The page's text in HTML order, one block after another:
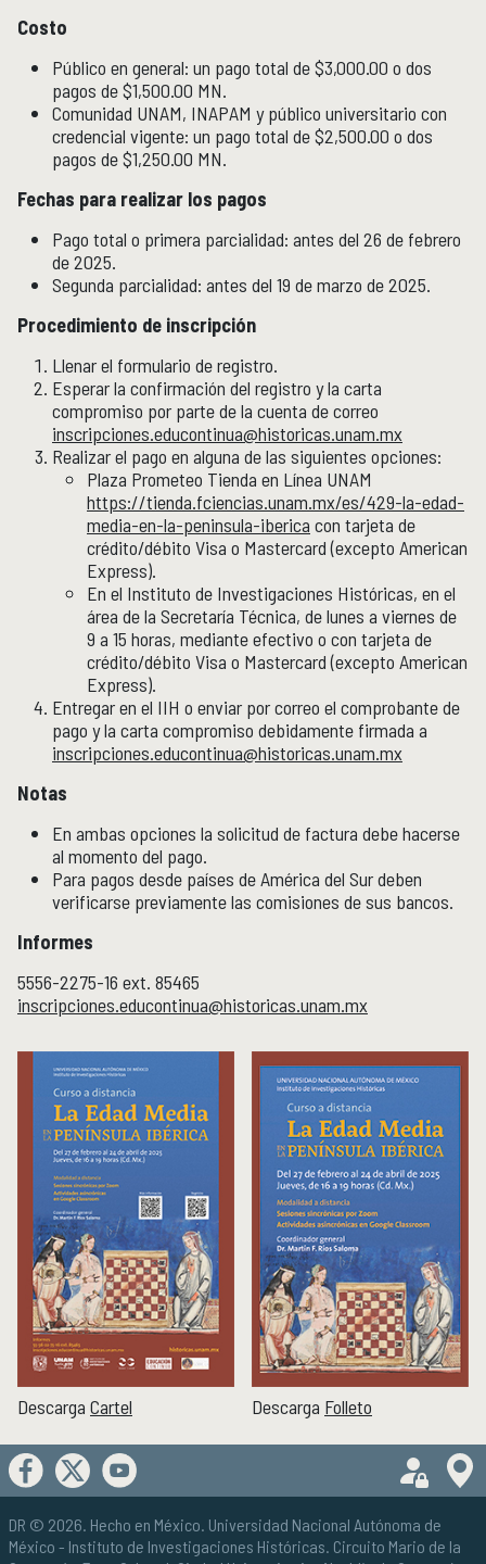
Costo
Público en general: un pago total de $3,000.00 o dos
pagos de $1,500.00 MN.
Comunidad UNAM, INAPAM y público universitario con
credencial vigente: un pago total de $2,500.00 o dos
pagos de $1,250.00 MN.
Fechas para realizar los pagos
Pago total o primera parcialidad: antes del 26 de febrero
de 2025.
Segunda parcialidad: antes del 19 de marzo de 2025.
Procedimiento de inscripción
Llenar el formulario de registro.
Esperar la confirmación del registro y la carta
compromiso por parte de la cuenta de correo
inscripciones.educontinua@historicas.unam.mx
Realizar el pago en alguna de las siguientes opciones:
Plaza Prometeo Tienda en Línea UNAM
https://tienda.fciencias.unam.mx/es/429-la-edad-
media-en-la-peninsula-iberica con tarjeta de
crédito/débito Visa o Mastercard (excepto American
Express).
En el Instituto de Investigaciones Históricas, en el
área de la Secretaría Técnica, de lunes a viernes de
9 a 15 horas, mediante efectivo o con tarjeta de
crédito/débito Visa o Mastercard (excepto American
Express).
Entregar en el IIH o enviar por correo el comprobante de
pago y la carta compromiso debidamente firmada a
inscripciones.educontinua@historicas.unam.mx
Notas
En ambas opciones la solicitud de factura debe hacerse
al momento del pago.
Para pagos desde países de América del Sur deben
verificarse previamente las comisiones de sus bancos.
Informes
5556-2275-16 ext. 85465
inscripciones.educontinua@historicas.unam.mx
Descarga Cartel Descarga Folleto
DR © 2026. Hecho en México. Universidad Nacional Autónoma de
México - Instituto de Investigaciones Históricas. Circuito Mario de la